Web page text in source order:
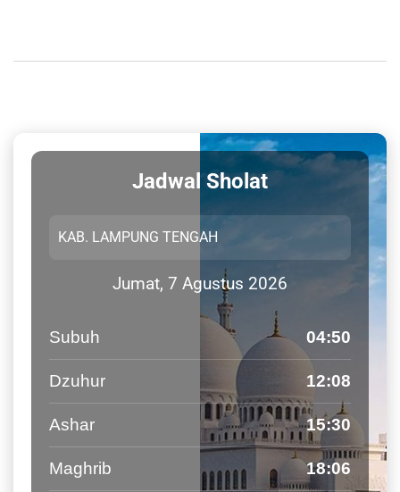
Jadwal Sholat
Jumat, 7 Agustus 2026
Subuh 04:50
Dzuhur 12:08
Ashar 15:30
Maghrib 18:06